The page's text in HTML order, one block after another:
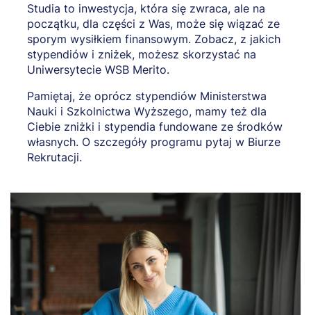
Studia to inwestycja, która się zwraca, ale na
początku, dla części z Was, może się wiązać ze
sporym wysiłkiem finansowym. Zobacz, z jakich
stypendiów i zniżek, możesz skorzystać na
Uniwersytecie WSB Merito.
Pamiętaj, że oprócz stypendiów Ministerstwa
Nauki i Szkolnictwa Wyższego, mamy też dla
Ciebie zniżki i stypendia fundowane ze środków
własnych. O szczegóły programu pytaj w Biurze
Rekrutacji.